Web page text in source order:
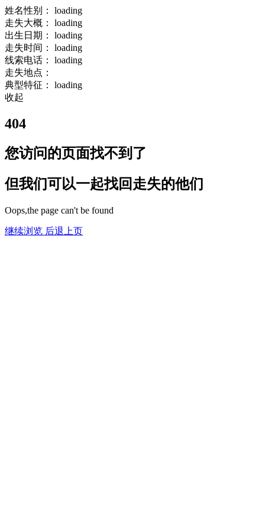
姓名性别：
loading
走失大概：
loading
出生日期：
loading
走失时间：
loading
线索电话：
loading
走失地点：
典型特征：
loading
收起
404
您访问的页面找不到了
但我们可以一起找回走失的他们
Oops,the page can't be found
继续浏览 后退上页